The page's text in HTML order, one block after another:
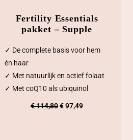
Fertility Essentials
pakket – Supple
✓ De complete basis voor hem
én haar
✓ Met natuurlijk en actief folaat
✓ Met coQ10 als ubiquinol
€114,80O
€97,49H